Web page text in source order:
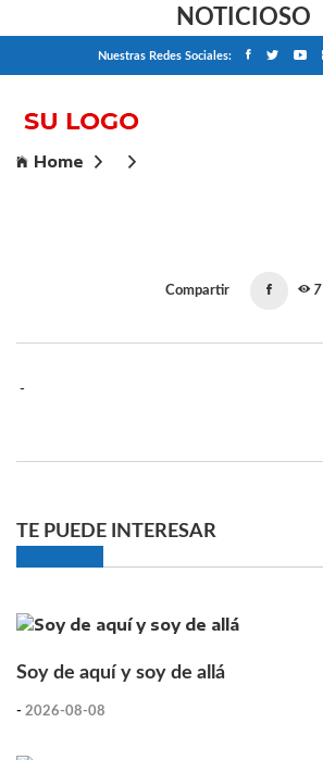
NOTICIOSO
Nuestras Redes Sociales:
Home
Compartir 7
-
TE PUEDE INTERESAR
Soy de aquí y soy de allá
- 2026-08-08